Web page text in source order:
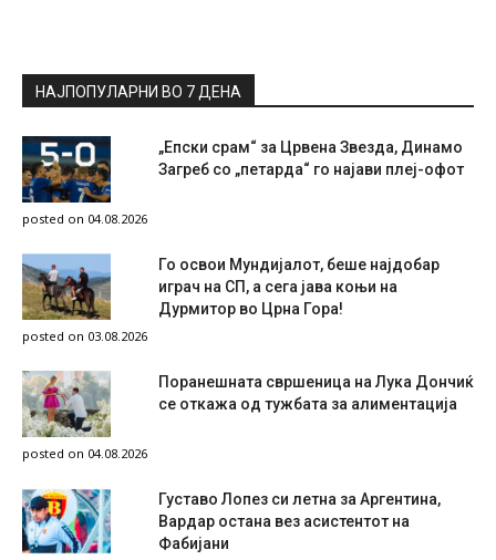
НАЈПОПУЛАРНИ ВО 7 ДЕНА
„Епски срам“ за Црвена Звезда, Динамо
Загреб со „петарда“ го најави плеј-офот
posted on 04.08.2026
Го освои Мундијалот, беше најдобар
играч на СП, а сега јава коњи на
Дурмитор во Црна Гора!
posted on 03.08.2026
Поранешната свршеница на Лука Дончиќ
се откажа од тужбата за алиментација
posted on 04.08.2026
Густаво Лопез си летна за Аргентина,
Вардар остана вез асистентот на
Фабијани